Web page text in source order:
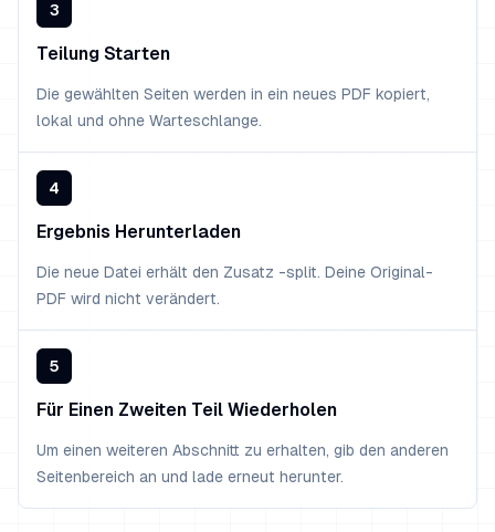
3
Teilung Starten
Die gewählten Seiten werden in ein neues PDF kopiert,
lokal und ohne Warteschlange.
4
Ergebnis Herunterladen
Die neue Datei erhält den Zusatz -split. Deine Original-
PDF wird nicht verändert.
5
Für Einen Zweiten Teil Wiederholen
Um einen weiteren Abschnitt zu erhalten, gib den anderen
Seitenbereich an und lade erneut herunter.